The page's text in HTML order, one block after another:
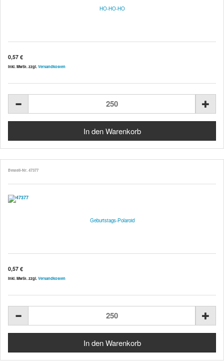
HO-HO-HO
0,57 €
inkl. MwSt. zzgl. Versandkosten
Bestell-Nr. 47377
Geburtstags-Polaroid
0,57 €
inkl. MwSt. zzgl. Versandkosten